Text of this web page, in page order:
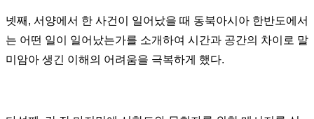
넷째 , 서양에서 한 사건이 일어났을 때 동북아시아 한반도에서
는 어떤 일이 일어났는가를 소개하여 시간과 공간의 차이로 말
미암아 생긴 이해의 어려움을 극복하게 했다.